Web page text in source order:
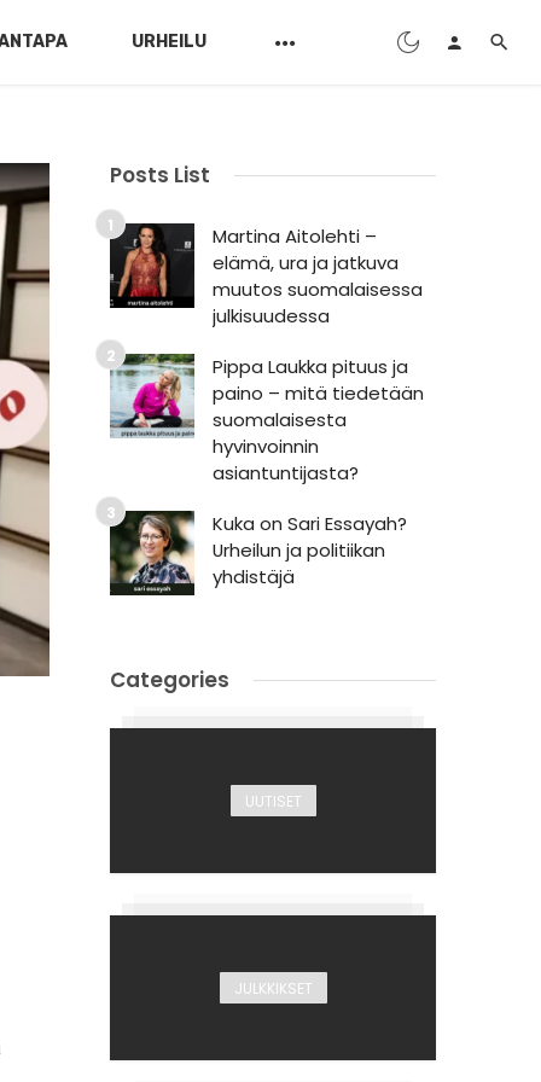
URHEILU
Posts List
Martina Aitolehti –
elämä, ura ja jatkuva
muutos suomalaisessa
julkisuudessa
Pippa Laukka pituus ja
paino – mitä tiedetään
suomalaisesta
hyvinvoinnin
asiantuntijasta?
Kuka on Sari Essayah?
Urheilun ja politiikan
yhdistäjä
Categories
UUTISET
JULKKIKSET